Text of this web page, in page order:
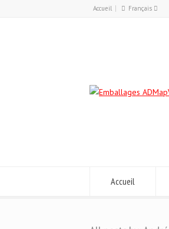
Accueil
Français
Accueil